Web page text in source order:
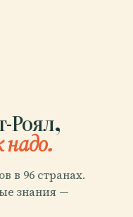
Роял,
надо.
в 96 странах.
знания —